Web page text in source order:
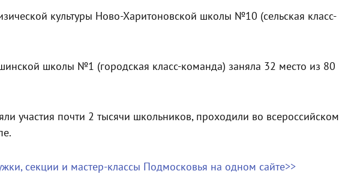
культуры Ново-Харитоновской школы №10 (сельская класс-
школы №1 (городская класс-команда) заняла 32 место из 80
участия почти 2 тысячи школьников, проходили во всероссийском
секции и мастер-классы Подмосковья на одном сайте>>